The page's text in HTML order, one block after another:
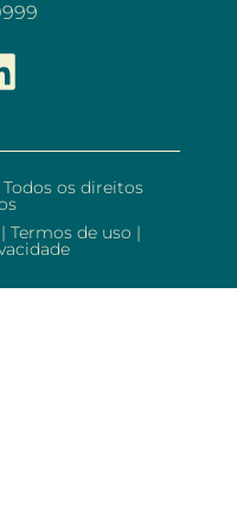
os direitos
| Termos de uso |